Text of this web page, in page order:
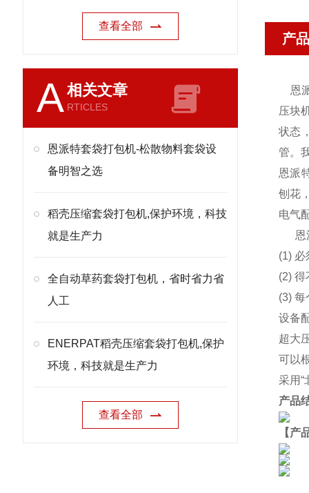
查看全部
A相关文章
RTICLES
恩派特套袋打包机-松散物料套袋设
备明智之选
稻壳压缩套袋打包机,保护环境，科技
就是生产力
全自动草药套袋打包机，省时省力省
人工
ENERPAT稻壳压缩套袋打包机,保护
环境，科技就是生产力
查看全部
产
恩
压块
状态
管。
恩派
刨花
电气
恩
(1)
(2)
(3)
设备
超大
可以
采用“
产品
【产